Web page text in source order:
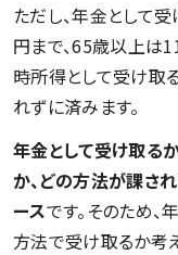
ただし、年金として
円まで、65歳以上は
時所得として受け取
れずに済みます。
年金として受け取る
か、どの方法が課さ
ースです。そのため
方法で受け取るか考え